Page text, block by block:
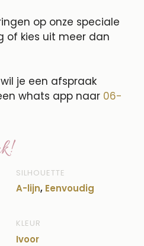
op onze speciale
of kies uit meer dan
je een afspraak
whats app naar 06-
SILHOUETTE
A-lijn, Eenvoudig
KLEUR
Ivoor